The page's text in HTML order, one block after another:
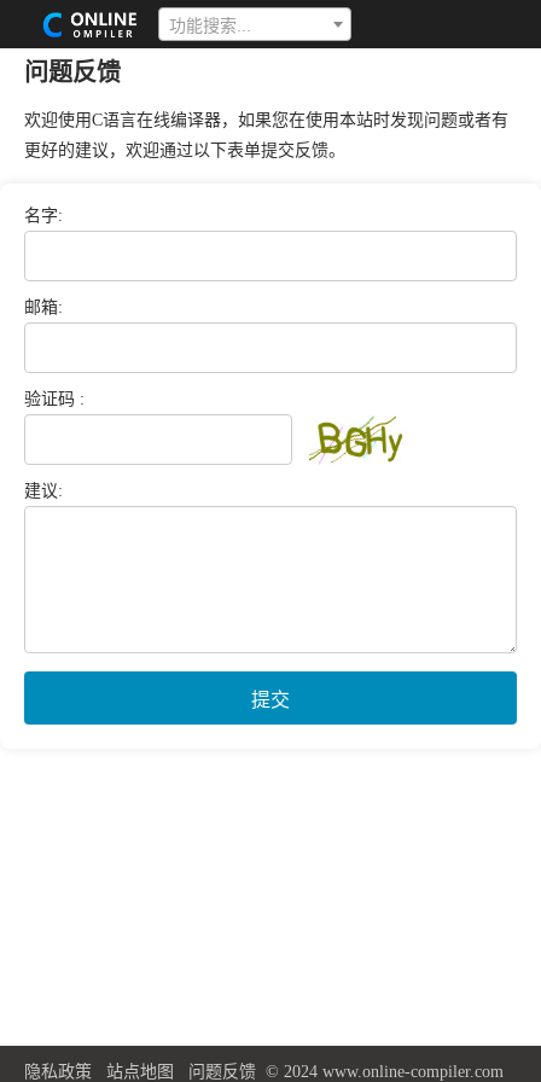
功能搜索...
问题反馈
欢迎使用C语言在线编译器，如果您在使用本站时发现问题或者有
更好的建议，欢迎通过以下表单提交反馈。
名字:
邮箱:
验证码 :
建议:
提交
隐私政策 站点地图 问题反馈 © 2024 www.online-compiler.com